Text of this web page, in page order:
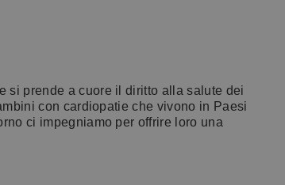
si prende a cuore il diritto alla salute dei
con cardiopatie che vivono in Paesi
ci impegniamo per offrire loro una